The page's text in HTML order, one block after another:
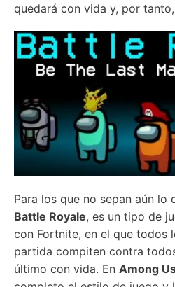
quedará con vida y, por
Para los que no sepan aún lo
Battle Royale, es un tipo de
con Fortnite, en el que todos
partida compiten contra
último con vida. En Among